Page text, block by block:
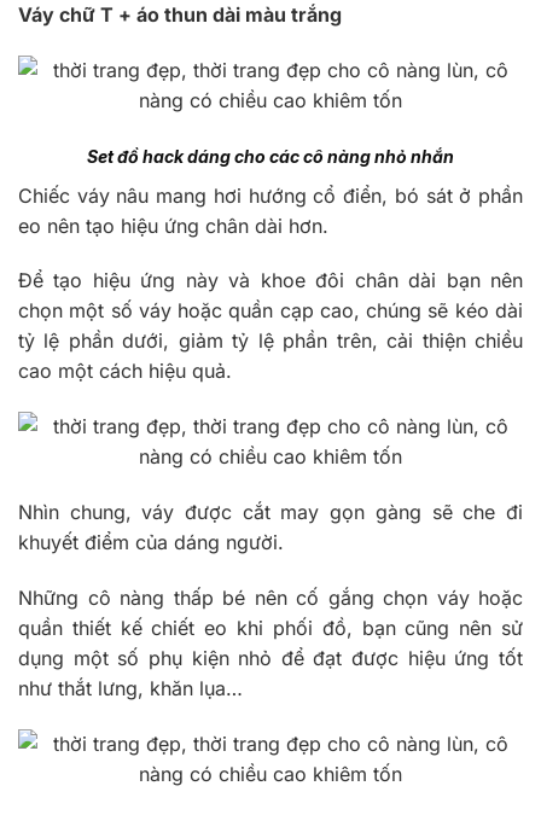
Váy chữ T + áo thun dài màu trắng
Set đồ hack dáng cho các cô nàng nhỏ nhắn
Chiếc váy nâu mang hơi hướng cổ điển, bó sát ở phần
eo nên tạo hiệu ứng chân dài hơn.
Để tạo hiệu ứng này và khoe đôi chân dài bạn nên
chọn một số váy hoặc quần cạp cao, chúng sẽ kéo dài
tỷ lệ phần dưới, giảm tỷ lệ phần trên, cải thiện chiều
cao một cách hiệu quả.
Nhìn chung, váy được cắt may gọn gàng sẽ che đi
khuyết điểm của dáng người.
Những cô nàng thấp bé nên cố gắng chọn váy hoặc
quần thiết kế chiết eo khi phối đồ, bạn cũng nên sử
dụng một số phụ kiện nhỏ để đạt được hiệu ứng tốt
như thắt lưng, khăn lụa…